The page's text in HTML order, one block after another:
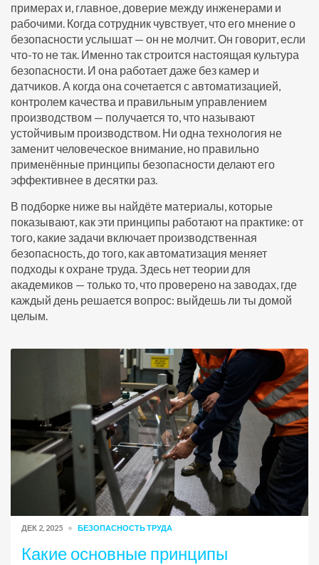
примерах и, главное, доверие между инженерами и
рабочими. Когда сотрудник чувствует, что его мнение о
безопасности услышат — он не молчит. Он говорит, если
что-то не так. Именно так строится настоящая культура
безопасности. И она работает даже без камер и
датчиков. А когда она сочетается с автоматизацией,
контролем качества и правильным управлением
производством — получается то, что называют
устойчивым производством. Ни одна технология не
заменит человеческое внимание, но правильно
применённые принципы безопасности делают его
эффективнее в десятки раз.
В подборке ниже вы найдёте материалы, которые
показывают, как эти принципы работают на практике: от
того, какие задачи включает производственная
безопасность, до того, как автоматизация меняет
подходы к охране труда. Здесь нет теории для
академиков — только то, что проверено на заводах, где
каждый день решается вопрос: выйдешь ли ты домой
целым.
ДЕК 2, 2025 БЕЗОПАСНОСТЬ ТРУДА
Какие основные принципы